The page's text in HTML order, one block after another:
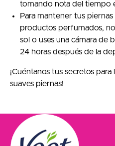
tomando nota del tiempo
Para mantener tus
productos perfumados, no
sol o uses una cámara de
24 horas después de la
¡Cuéntanos tus secretos
suaves piernas!